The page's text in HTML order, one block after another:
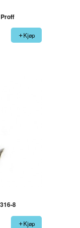
Kjøp
8
Kjøp